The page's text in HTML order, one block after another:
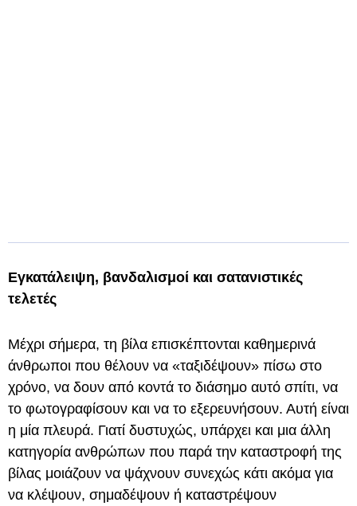
Εγκατάλειψη, βανδαλισμοί και σατανιστικές
τελετές
Μέχρι σήμερα, τη βίλα επισκέπτονται καθημερινά
άνθρωποι που θέλουν να «ταξιδέψουν» πίσω στο
χρόνο, να δουν από κοντά το διάσημο αυτό σπίτι, να
το φωτογραφίσουν και να το εξερευνήσουν. Αυτή είναι
η μία πλευρά. Γιατί δυστυχώς, υπάρχει και μια άλλη
κατηγορία ανθρώπων που παρά την καταστροφή της
βίλας μοιάζουν να ψάχνουν συνεχώς κάτι ακόμα για
να κλέψουν, σημαδέψουν ή καταστρέψουν